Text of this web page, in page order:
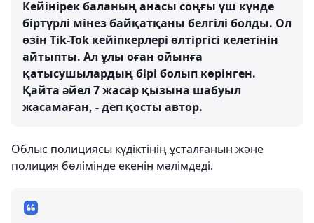
Кейінірек баланың анасы соңғы үш күнде
біртүрлі мінез байқатқаны белгілі болды. Ол
өзін Tik-Tok кейіпкерлері өлтіргісі келетінін
айтыпты. Ал ұлы оған ойынға
қатысушылардың бірі болып көрінген.
Қайта әйел 7 жасар қызына шабуыл
жасамаған, - деп қосты автор.
Облыс полициясы күдіктінің ұсталғанын және
полиция бөлімінде екенін мәлімдеді.